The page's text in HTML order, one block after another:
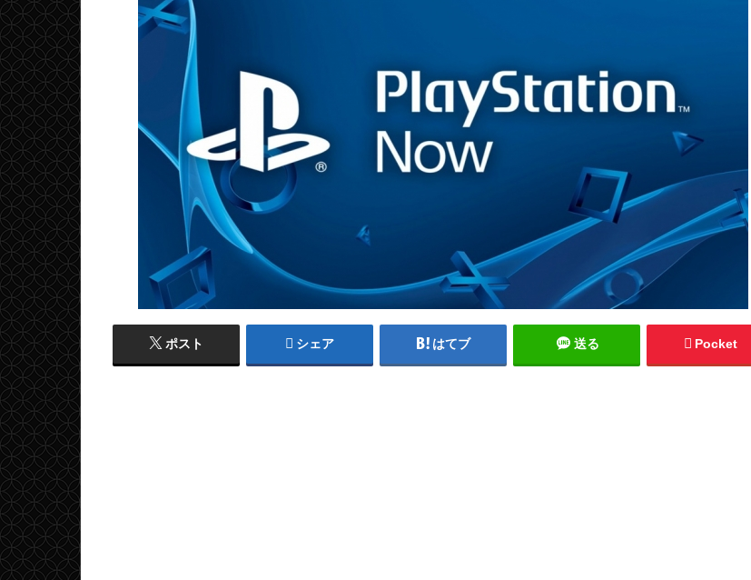
ポスト シェア はてブ 送る Pocket